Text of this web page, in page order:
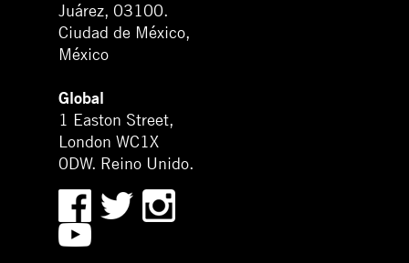
Juárez, 03100.
Ciudad de México,
México
Global
1 Easton Street,
London WC1X
0DW. Reino Unido.